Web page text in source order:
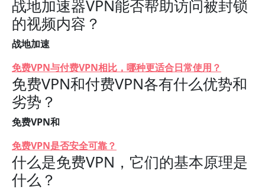
战地加速器VPN能否帮助访问被封锁
的视频内容？
战地加速
免费VPN与付费VPN相比，哪种更适合日常使用？
免费VPN和付费VPN各有什么优势和
劣势？
免费VPN和
免费VPN是否安全可靠？
什么是免费VPN，它们的基本原理是
什么？